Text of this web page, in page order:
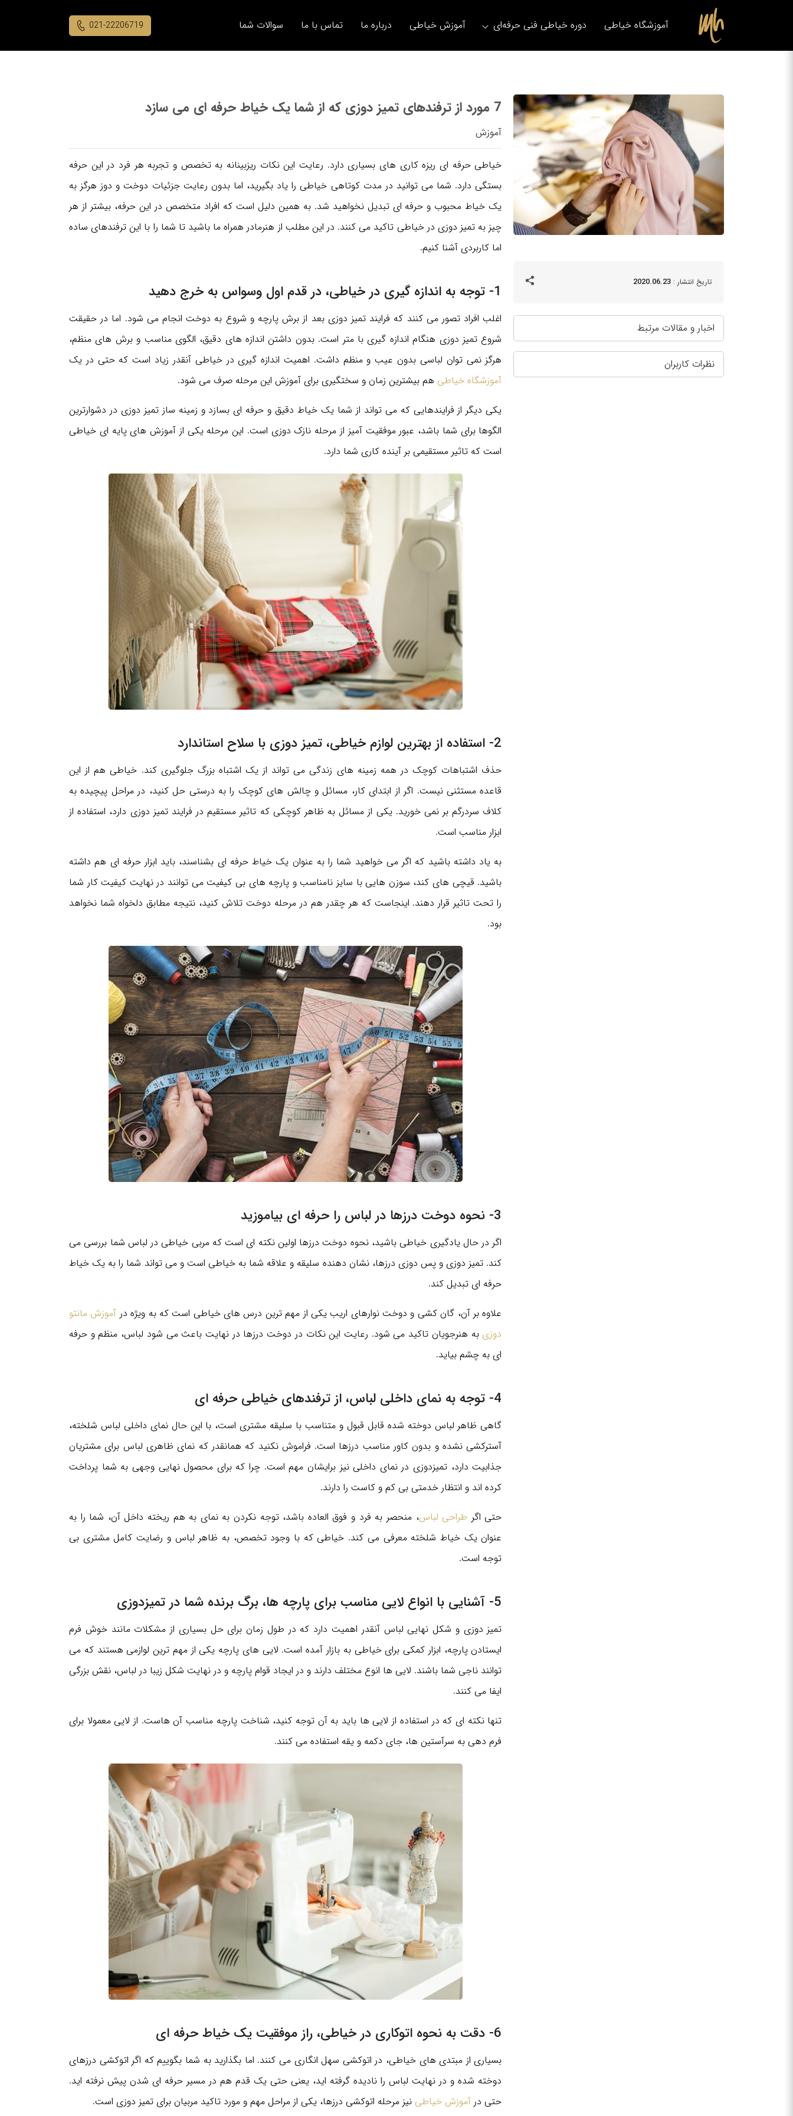
آموزشگاه خیاطی دوره خیاطی فنی حرفه‌ای آموزش خیاطی درباره ما تماس با ما سوالات شما 021-22206719
7 مورد از ترفندهای تمیز دوزی که از شما یک خیاط حرفه ای می سازد
آموزش
خیاطی حرفه ای ریزه کاری های بسیاری دارد. رعایت این نکات ریزبینانه به تخصص و تجربه هر فرد در این حرفه
بستگی دارد. شما می توانید در مدت کوتاهی خیاطی را یاد بگیرید، اما بدون رعایت جزئیات دوخت و دوز هرگز به
یک خیاط محبوب و حرفه ای تبدیل نخواهید شد. به همین دلیل است که افراد متخصص در این حرفه، بیشتر از هر
چیز به تمیز دوزی در خیاطی تاکید می کنند. در این مطلب از هنرمادر همراه ما باشید تا شما را با این ترفندهای ساده
اما کاربردی آشنا کنیم.
1- توجه به اندازه گیری در خیاطی، در قدم اول وسواس به خرج دهید
اغلب افراد تصور می کنند که فرایند تمیز دوزی بعد از برش پارچه و شروع به دوخت انجام می شود. اما در حقیقت
شروع تمیز دوزی هنگام اندازه گیری با متر است. بدون داشتن اندازه های دقیق، الگوی مناسب و برش های منظم،
هرگز نمی توان لباسی بدون عیب و منظم داشت. اهمیت اندازه گیری در خیاطی آنقدر زیاد است که حتی در یک
آموزشگاه خیاطی هم بیشترین زمان و سختگیری برای آموزش این مرحله صرف می شود.
یکی دیگر از فرایندهایی که می تواند از شما یک خیاط دقیق و حرفه ای بسازد و زمینه ساز تمیز دوزی در دشوارترین
الگوها برای شما باشد، عبور موفقیت آمیز از مرحله نازک دوزی است. این مرحله یکی از آموزش های پایه ای خیاطی
است که تاثیر مستقیمی بر آینده کاری شما دارد.
2- استفاده از بهترین لوازم خیاطی، تمیز دوزی با سلاح استاندارد
حذف اشتباهات کوچک در همه زمینه های زندگی می تواند از یک اشتباه بزرگ جلوگیری کند. خیاطی هم از این
قاعده مستثنی نیست. اگر از ابتدای کار، مسائل و چالش های کوچک را به درستی حل کنید، در مراحل پیچیده به
کلاف سردرگم بر نمی خورید. یکی از مسائل به ظاهر کوچکی که تاثیر مستقیم در فرایند تمیز دوزی دارد، استفاده از
ابزار مناسب است.
به یاد داشته باشید که اگر می خواهید شما را به عنوان یک خیاط حرفه ای بشناسند، باید ابزار حرفه ای هم داشته
باشید. قیچی های کند، سوزن هایی با سایز نامناسب و پارچه های بی کیفیت می توانند در نهایت کیفیت کار شما
را تحت تاثیر قرار دهند. اینجاست که هر چقدر هم در مرحله دوخت تلاش کنید، نتیجه مطابق دلخواه شما نخواهد
بود.
3- نحوه دوخت درزها در لباس را حرفه ای بیاموزید
اگر در حال یادگیری خیاطی باشید، نحوه دوخت درزها اولین نکته ای است که مربی خیاطی در لباس شما بررسی می
کند. تمیز دوزی و پس دوزی درزها، نشان دهنده سلیقه و علاقه شما به خیاطی است و می تواند شما را به یک خیاط
حرفه ای تبدیل کند.
علاوه بر آن، گان کشی و دوخت نوارهای اریب یکی از مهم ترین درس های خیاطی است که به ویژه در آموزش مانتو
دوزی به هنرجویان تاکید می شود. رعایت این نکات در دوخت درزها در نهایت باعث می شود لباس، منظم و حرفه
ای به چشم بیاید.
4- توجه به نمای داخلی لباس، از ترفندهای خیاطی حرفه ای
گاهی ظاهر لباس دوخته شده قابل قبول و متناسب با سلیقه مشتری است، با این حال نمای داخلی لباس شلخته،
آسترکشی نشده و بدون کاور مناسب درزها است. فراموش نکنید که همانقدر که نمای ظاهری لباس برای مشتریان
جذابیت دارد، تمیزدوزی در نمای داخلی نیز برایشان مهم است. چرا که برای محصول نهایی وجهی به شما پرداخت
کرده اند و انتظار خدمتی بی کم و کاست را دارند.
حتی اگر طراحی لباس، منحصر به فرد و فوق العاده باشد، توجه نکردن به نمای به هم ریخته داخل آن، شما را به
عنوان یک خیاط شلخته معرفی می کند. خیاطی که با وجود تخصص، به ظاهر لباس و رضایت کامل مشتری بی
توجه است.
5- آشنایی با انواع لایی مناسب برای پارچه ها، برگ برنده شما در تمیزدوزی
تمیز دوزی و شکل نهایی لباس آنقدر اهمیت دارد که در طول زمان برای حل بسیاری از مشکلات مانند خوش فرم
ایستادن پارچه، ابزار کمکی برای خیاطی به بازار آمده است. لایی های پارچه یکی از مهم ترین لوازمی هستند که می
توانند ناجی شما باشند. لایی ها انوع مختلف دارند و در ایجاد قوام پارچه و در نهایت شکل زیبا در لباس، نقش بزرگی
ایفا می کنند.
تنها نکته ای که در استفاده از لایی ها باید به آن توجه کنید، شناخت پارچه مناسب آن هاست. از لایی معمولا برای
فرم دهی به سرآستین ها، جای دکمه و یقه استفاده می کنند.
6- دقت به نحوه اتوکاری در خیاطی، راز موفقیت یک خیاط حرفه ای
بسیاری از مبتدی های خیاطی، در اتوکشی سهل انگاری می کنند. اما بگذارید به شما بگوییم که اگر اتوکشی درزهای
دوخته شده و در نهایت لباس را نادیده گرفته اید، یعنی حتی یک قدم هم در مسیر حرفه ای شدن پیش نرفته اید.
حتی در آموزش خیاطی نیز مرحله اتوکشی درزها، یکی از مراحل مهم و مورد تاکید مربیان برای تمیز دوزی است.
تاریخ انتشار : 2020.06.23
اخبار و مقالات مرتبط
نظرات کاربران